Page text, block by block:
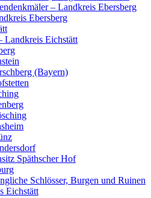
– Landkreis Ebersberg
Ebersberg
Landkreis Eichstätt
(Bayern)
Späthscher Hof
Schlösser, Burgen und Ruinen
Eichstätt